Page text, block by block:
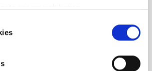
gesammelt haben.